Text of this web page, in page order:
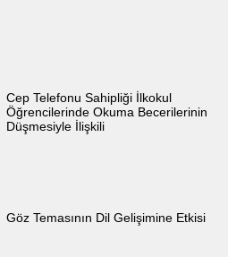
Cep Telefonu Sahipliği İlkokul
Öğrencilerinde Okuma Becerilerinin
Düşmesiyle İlişkili
Göz Temasının Dil Gelişimine Etkisi